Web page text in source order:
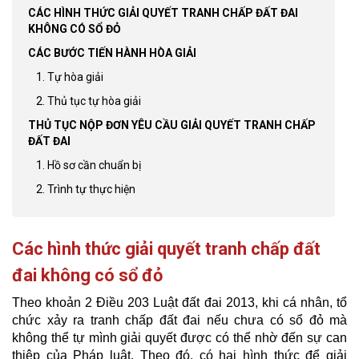
CÁC HÌNH THỨC GIẢI QUYẾT TRANH CHẤP ĐẤT ĐAI
KHÔNG CÓ SỔ ĐỎ
CÁC BƯỚC TIẾN HÀNH HÒA GIẢI
1. Tự hòa giải
2. Thủ tục tự hòa giải
THỦ TỤC NỘP ĐƠN YÊU CẦU GIẢI QUYẾT TRANH CHẤP
ĐẤT ĐAI
1. Hồ sơ cần chuẩn bị
2. Trình tự thực hiện
Các hình thức giải quyết tranh chấp đất
đai không có sổ đỏ
Theo khoản 2 Điều 203 Luật đất đai 2013, khi cá nhân, tổ
chức xảy ra tranh chấp đất đai nếu chưa có sổ đỏ mà
không thể tự mình giải quyết được có thể nhờ đến sự can
thiệp của Pháp luật. Theo đó, có hai hình thức để giải